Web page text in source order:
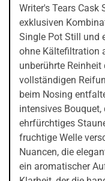
Writer's Tears Cask
exklusiven
Single Pot Still und
ohne Kältefiltration
unberührte
vollständigen
beim Nosing
intensives
ehrfürchtiges
fruchtige Welle
Nuancen, die
ein aromatischer